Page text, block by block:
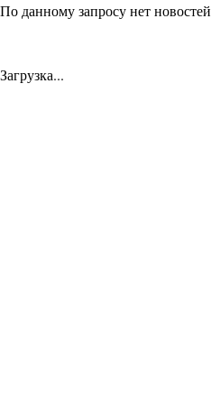
По данному запросу нет новостей
Загрузка...